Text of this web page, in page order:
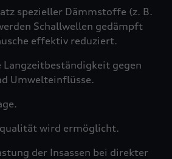
spezieller Dämmstoffe (z. B.
Schallwellen gedämpft
effektiv reduziert.
Langzeitbeständigkeit gegen
Umwelteinflüsse.
wird ermöglicht.
der Insassen bei direkter